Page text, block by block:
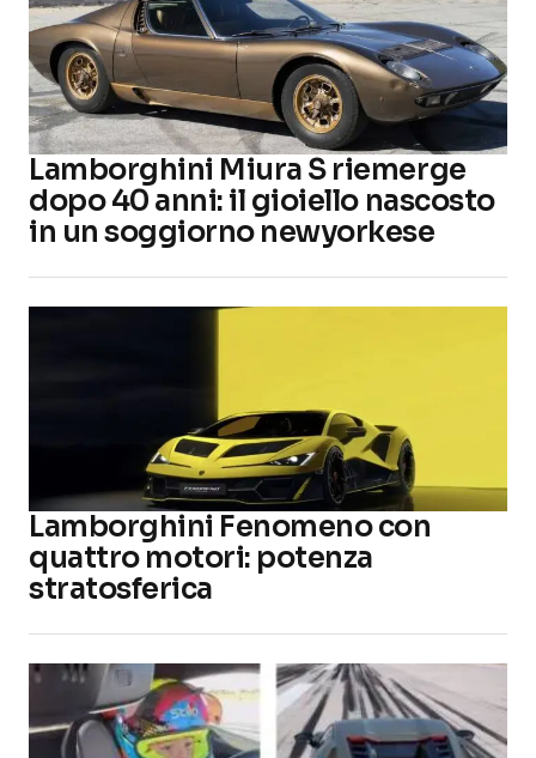
Lamborghini Miura S riemerge
dopo 40 anni: il gioiello nascosto
in un soggiorno newyorkese
Lamborghini Fenomeno con
quattro motori: potenza
stratosferica